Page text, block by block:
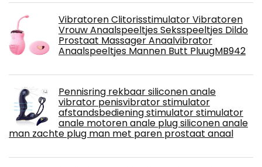
Vibratoren Clitorisstimulator Vibratoren
Vrouw Anaalspeeltjes Seksspeeltjes Dildo
Prostaat Massager Anaalvibrator
Anaalspeeltjes Mannen Butt PluugMB942
Pennisring rekbaar siliconen anale
vibrator penisvibrator stimulator
afstandsbediening stimulator stimulator
anale motoren anale plug siliconen anale
man zachte plug man met paren prostaat anaal